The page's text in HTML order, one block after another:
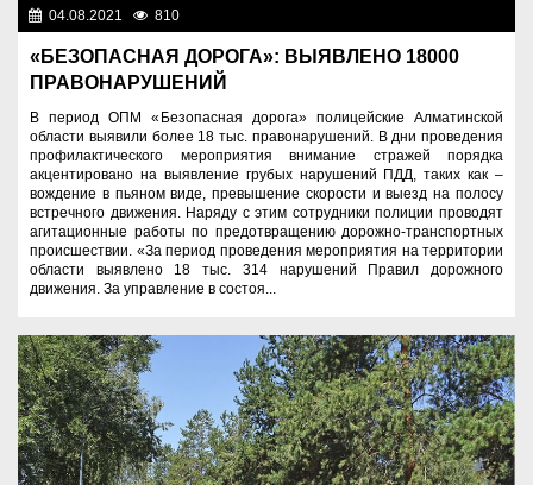
04.08.2021 810
«БЕЗОПАСНАЯ ДОРОГА»: ВЫЯВЛЕНО 18000
ПРАВОНАРУШЕНИЙ
В период ОПМ «Безопасная дорога» полицейские Алматинской
области выявили более 18 тыс. правонарушений. В дни проведения
профилактического мероприятия внимание стражей порядка
акцентировано на выявление грубых нарушений ПДД, таких как –
вождение в пьяном виде, превышение скорости и выезд на полосу
встречного движения. Наряду с этим сотрудники полиции проводят
агитационные работы по предотвращению дорожно-транспортных
происшествии. «За период проведения мероприятия на территории
области выявлено 18 тыс. 314 нарушений Правил дорожного
движения. За управление в состоя...